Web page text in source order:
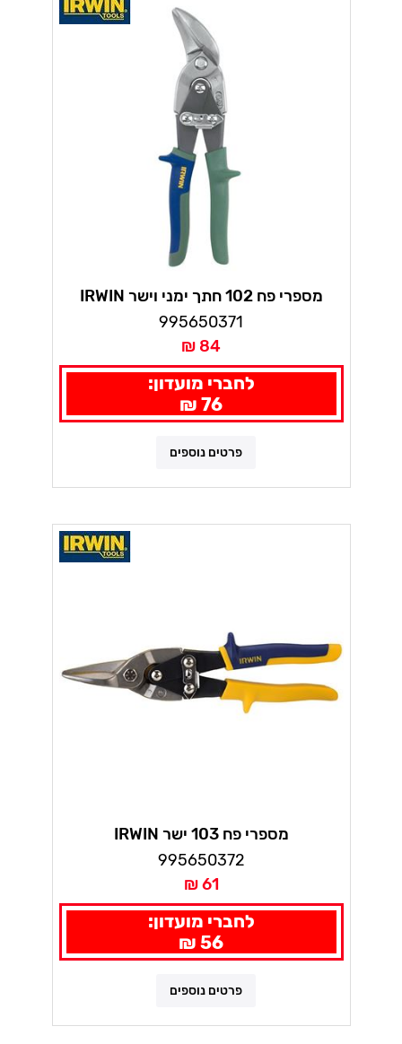
מספרי פח 102 חתך ימני וישר IRWIN
995650371
84 ₪
לחברי מועדון:
76 ₪
פרטים נוספים
מספרי פח 103 ישר IRWIN
995650372
61 ₪
לחברי מועדון:
56 ₪
פרטים נוספים